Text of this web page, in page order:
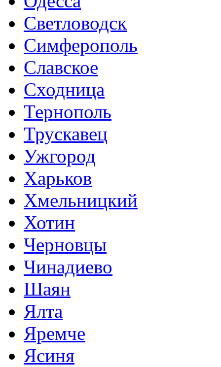
Светловодск
Симферополь
Славское
Сходница
Тернополь
Трускавец
Ужгород
Харьков
Хмельницкий
Хотин
Черновцы
Чинадиево
Шаян
Ялта
Яремче
Ясиня